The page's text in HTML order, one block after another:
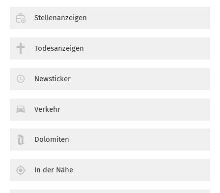
Stellenanzeigen
Todesanzeigen
Newsticker
Verkehr
Dolomiten
In der Nähe